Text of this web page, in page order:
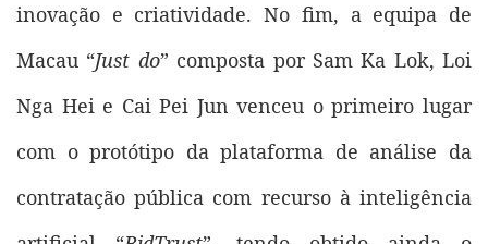
inovação e criatividade. No fim, a equipa de
Macau “Just do” composta por Sam Ka Lok, Loi
Nga Hei e Cai Pei Jun venceu o primeiro lugar
com o protótipo da plataforma de análise da
contratação pública com recurso à inteligência